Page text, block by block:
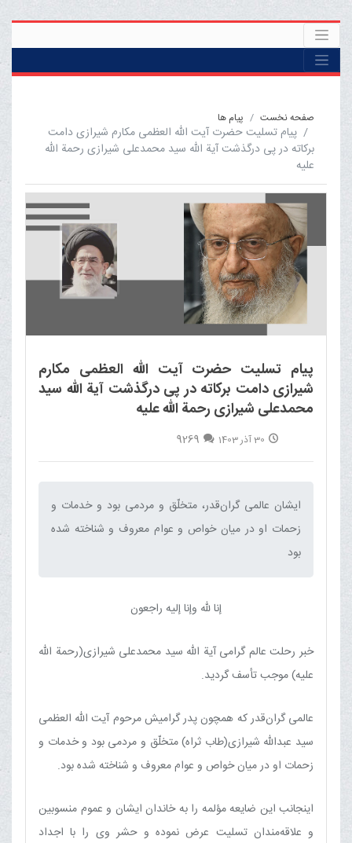
صفحه نخست پیام ها
پیام تسلیت حضرت آیت الله العظمی مکارم شیرازی دامت
برکاته در پی درگذشت آية الله سيد محمدعلى شيرازى رحمة الله
عليه
پیام تسلیت حضرت آیت الله العظمی مکارم
شیرازی دامت برکاته در پی درگذشت آية الله سيد
محمدعلى شيرازى رحمة الله عليه
30 آذر 1403 9269
ایشان عالمى گران‌قدر، متخلّق و مردمى بود و خدمات و
زحمات او در ميان خواص و عوام معروف و شناخته شده
بود‌
إنا لله وإنا إلیه راجعون
خبر رحلت عالم گرامى آية الله سيد محمدعلى شيرازى(رحمة الله
عليه) موجب تأسف گرديد.
عالمى گران‌قدر كه همچون پدر گراميش مرحوم آيت الله العظمى
سيد عبدالله شيرازى(طاب ثراه) متخلّق و مردمى بود و خدمات و
زحمات او در ميان خواص و عوام معروف و شناخته شده بود.
اينجانب اين ضايعه مؤلمه را به خاندان ايشان و عموم منسوبين
و علاقه‌مندان تسليت عرض نموده و حشر وى را با اجداد